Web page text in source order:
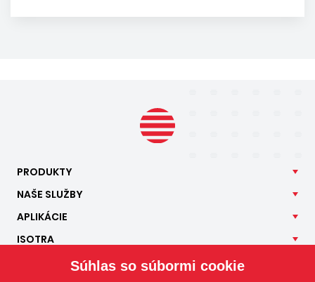
PRODUKTY
NAŠE SLUŽBY
APLIKÁCIE
ISOTRA
Súhlas so súbormi cookie